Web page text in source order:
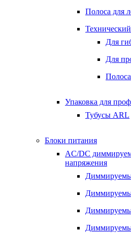
Полоса для
Для
Для
Упаковка для
Тубусы ARL
Блоки питания
AC/DC
напряжения